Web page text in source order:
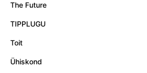
The Future
TIPPLUGU
Toit
Ühiskond